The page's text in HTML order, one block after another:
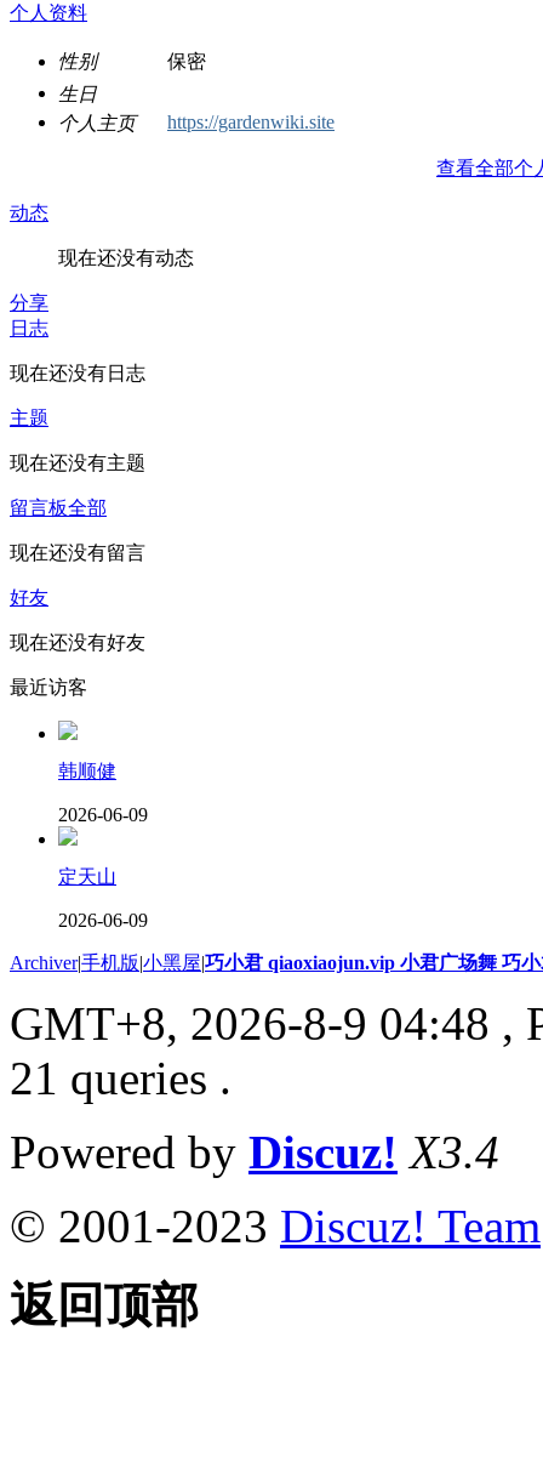
个人资料
性别
保密
生日
个人主页
https://gardenwiki.site
查看全部个
动态
现在还没有动态
分享
日志
现在还没有日志
主题
现在还没有主题
留言板全部
现在还没有留言
好友
现在还没有好友
最近访客
韩顺健
2026-06-09
定天山
2026-06-09
Archiver|手机版|小黑屋|巧小君 qiaoxiaojun.vip 小君广场舞 巧
GMT+8, 2026-8-9 04:48 ,
21 queries .
Powered by Discuz! X3.4
© 2001-2023 Discuz! Team
返回顶部